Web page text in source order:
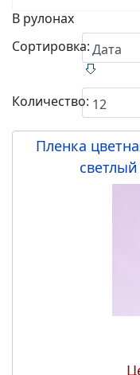
15*14,5, 13*12
Набор
крышки
15*14,5,
Сортировка:
Количество:
Пленка